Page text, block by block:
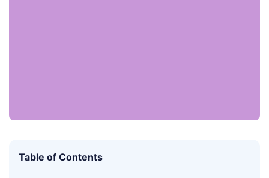
Table of Contents